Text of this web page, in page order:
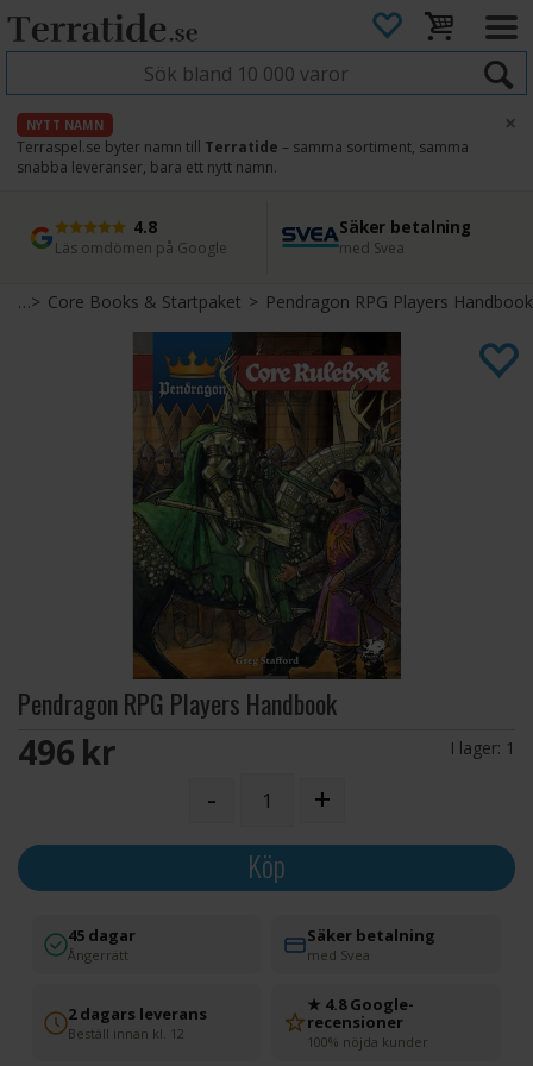
NYTT NAMN
Terraspel.se byter namn till Terratide – samma sortiment, samma
snabba leveranser, bara ett nytt namn.
×
4.8
Läs omdömen på Google
Säker betalning
med Svea
Snabb leverans
Direkt från lager
45 dagars ångerrätt
Enkel retur
>Core Books & Startpaket> Pendragon RPG Players Handbook
Pendragon RPG Players Handbook
496 SEK I lager: 1
- +
Köp
45 dagar
Ångerrätt
Säker betalning
med Svea
2 dagars leverans
Beställ innan kl. 12
★ 4.8 Google-
recensioner
100% nöjda kunder